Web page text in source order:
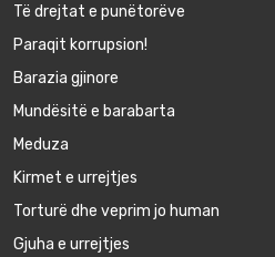
Të drejtat e punëtorëve
Paraqit korrupsion!
Barazia gjinore
Mundësitë e barabarta
Meduza
Kirmet e urrejtjes
Torturë dhe veprim jo human
Gjuha e urrejtjes